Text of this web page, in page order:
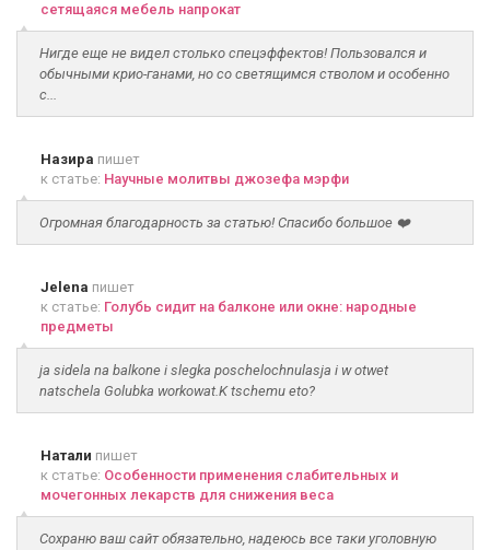
сетящаяся мебель напрокат
Нигде еще не видел столько спецэффектов! Пользовался и
обычными крио-ганами, но со светящимся стволом и особенно
с...
Назира пишет
к статье: Научные молитвы джозефа мэрфи
Огромная благодарность за статью! Спасибо большое ❤️
Jelena пишет
к статье: Голубь сидит на балконе или окне: народные
предметы
ja sidela na balkone i slegka poschelochnulasja i w otwet
natschela Golubka workowat.K tschemu eto?
Натали пишет
к статье: Особенности применения слабительных и
мочегонных лекарств для снижения веса
Сохраню ваш сайт обязательно, надеюсь все таки уголовную